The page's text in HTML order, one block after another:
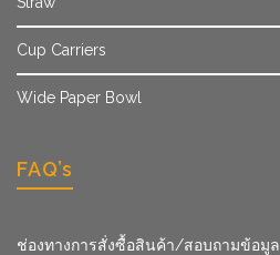
Cup Carriers
Wide Paper Bowl
FAQ’s
ช่องทางการสั่งซื้อสินค้า/สอบถามข้อมูล